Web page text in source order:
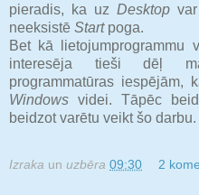
pieradis, ka uz Desktop
neeksistē Startpoga.
Bet kā lietojumprogrammu
interesēja tieši dēļ
programmatūras iespējām,
Windows videi. Tāpēc
beidzot varētu veikt šo darbu.
Izraka un uzbēra 09:30 2